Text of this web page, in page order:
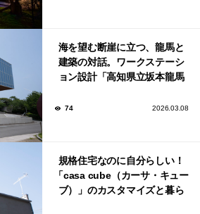
海を望む断崖に立つ、龍馬と
建築の対話。ワークステーシ
ョン設計「高知県立坂本龍馬
74 2026.03.08
規格住宅なのに自分らしい！
「casa cube（カーサ・キュー
ブ）」のカスタマイズと暮ら